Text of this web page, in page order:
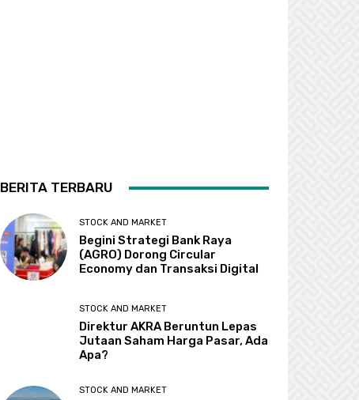
BERITA TERBARU
STOCK AND MARKET
Begini Strategi Bank Raya
(AGRO) Dorong Circular
Economy dan Transaksi Digital
STOCK AND MARKET
Direktur AKRA Beruntun Lepas
Jutaan Saham Harga Pasar, Ada
Apa?
STOCK AND MARKET